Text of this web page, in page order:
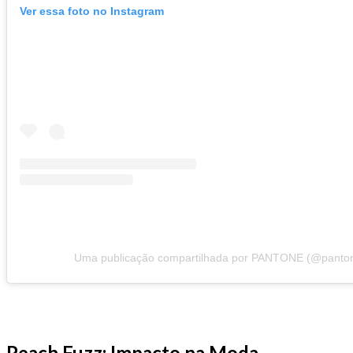
Ver essa foto no Instagram
Uma publicação compartilhada por PANTONE